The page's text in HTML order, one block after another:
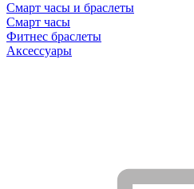
Смарт часы и браслеты
Смарт часы
Фитнес браслеты
Аксессуары